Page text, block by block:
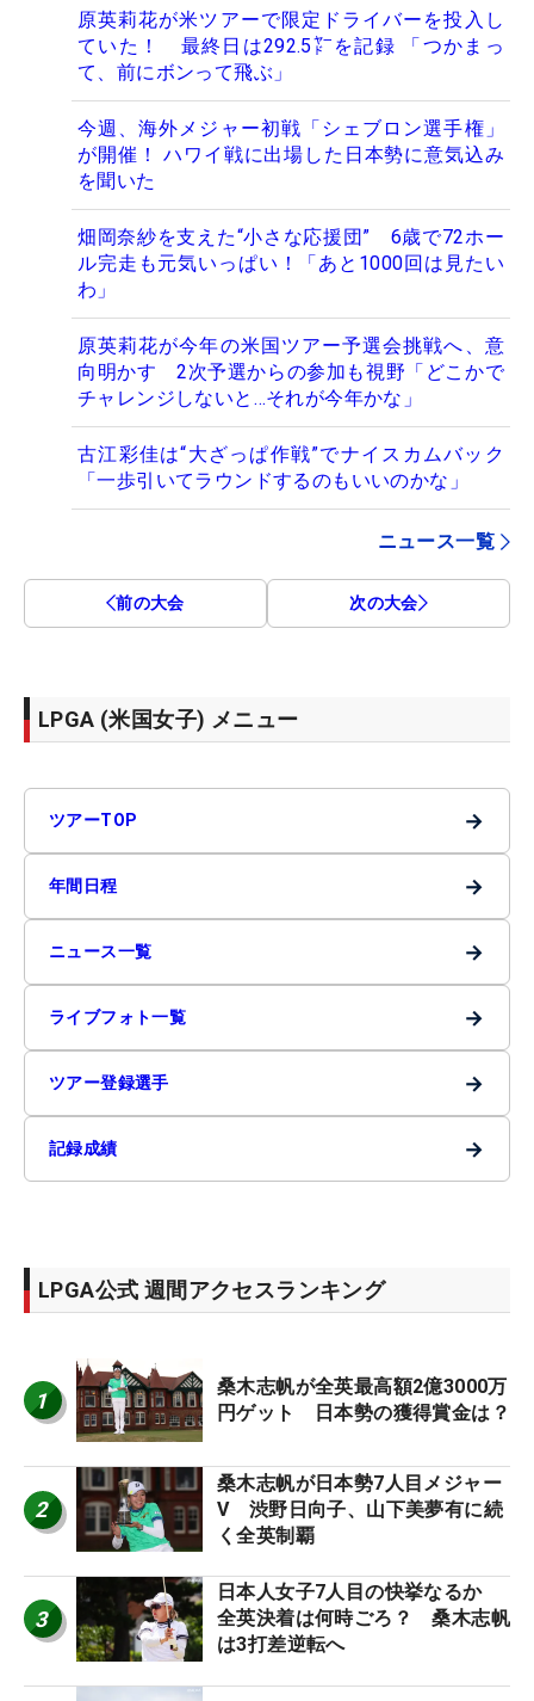
原英莉花が米ツアーで限定ドライバーを投入し
ていた！ 最終日は292.5㍎を記録 「つかまっ
て、前にボンって飛ぶ」
今週、海外メジャー初戦「シェブロン選手権」
が開催！ ハワイ戦に出場した日本勢に意気込み
を聞いた
畑岡奈紗を支えた“小さな応援団” 6歳で72ホー
ル完走も元気いっぱい！「あと1000回は見たい
わ」
原英莉花が今年の米国ツアー予選会挑戦へ、意
向明かす 2次予選からの参加も視野「どこかで
チャレンジしないと…それが今年かな」
古江彩佳は“大ざっぱ作戦”でナイスカムバック
「一歩引いてラウンドするのもいいのかな」
ニュース一覧
前の大会 次の大会
LPGA (米国女子) メニュー
ツアーTOP →
年間日程 →
ニュース一覧 →
ライブフォト一覧 →
ツアー登録選手 →
記録成績 →
LPGA公式 週間アクセスランキング
1
桑木志帆が全英最高額2億3000万
円ゲット 日本勢の獲得賞金は？
2
桑木志帆が日本勢7人目メジャー
V 渋野日向子、山下美夢有に続
く全英制覇
3
日本人女子7人目の快挙なるか
全英決着は何時ごろ？ 桑木志帆
は3打差逆転へ